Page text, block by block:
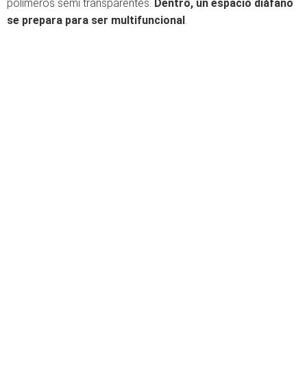
polímeros semi transparentes. Dentro, un espacio diáfano
se prepara para ser multifuncional.